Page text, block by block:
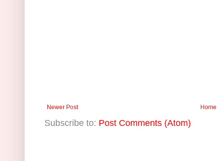
Newer Post Home
Subscribe to: Post Comments (Atom)